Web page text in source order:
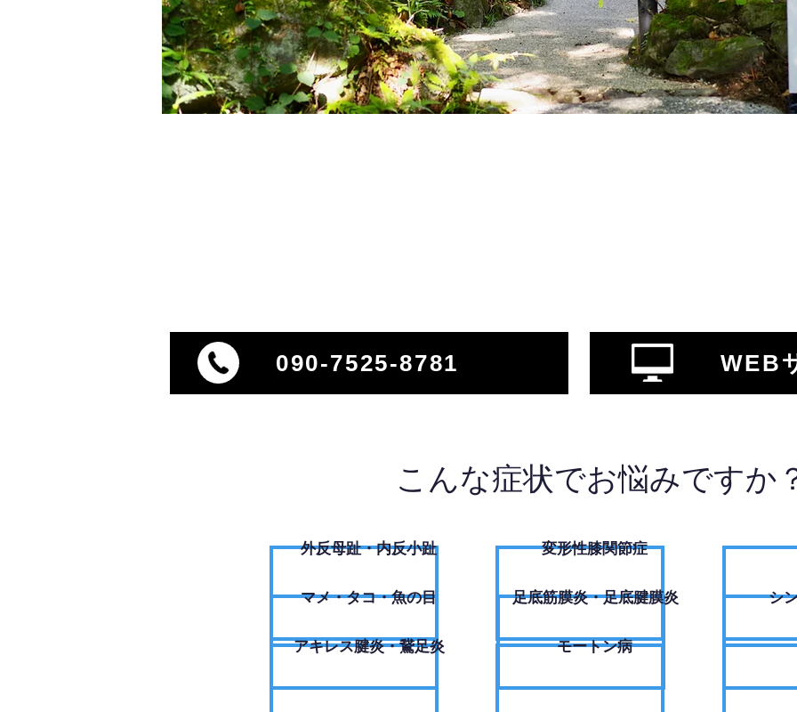
090-7525-8781 WEB
こんな症状でお悩みですか
外反母趾・内反小趾
​マメ・タコ・魚の目
アキレス腱炎・鵞足炎
変形性膝関節症
足底筋膜炎・足底腱膜炎
モートン病
シ